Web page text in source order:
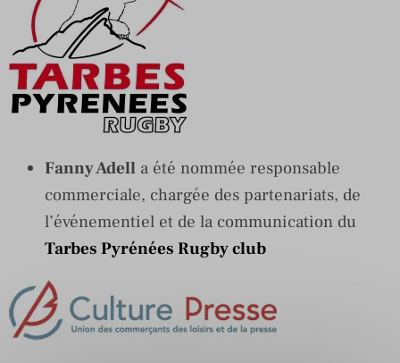
Fanny Adell a été nommée responsable
commerciale, chargée des partenariats, de
l’événementiel et de la communication du
Tarbes Pyrénées Rugby club